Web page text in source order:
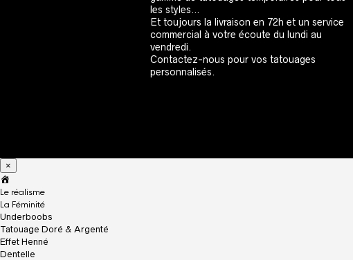
les styles…
Et toujours la livraison en 72h et un service
commercial à votre écoute du lundi au
vendredi.
Contactez-nous pour vos tatouages
personnalisés.
×
c
c
u
e
i
l
Le réalisme
La Féminité
Underboobs
Tatouage Doré & Argenté
Effet Henné
Dentelle